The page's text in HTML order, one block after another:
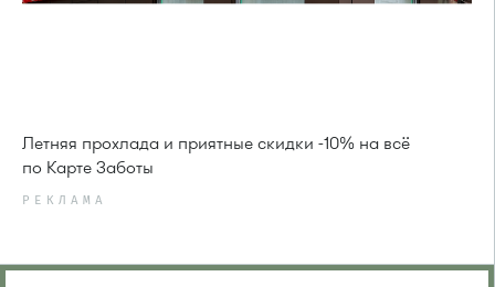
Летняя прохлада и приятные скидки -10% на всё
по Карте Заботы
РЕКЛАМА